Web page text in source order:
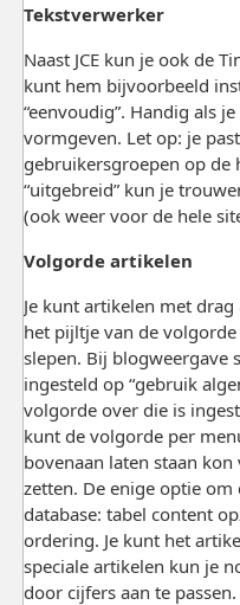
Tekstverwerker
Naast JCE kun je ook de
kunt hem bijvoorbeeld
“eenvoudig”. Handig als
vormgeven. Let op: je
gebruikersgroepen op de
“uitgebreid” kun je
(ook weer voor de hele
Volgorde artikelen
Je kunt artikelen met
het pijltje van de
slepen. Bij blogweergave
ingesteld op “gebruik
volgorde over die is
kunt de volgorde per
bovenaan laten staan
zetten. De enige optie
database: tabel content
ordering. Je kunt het
speciale artikelen kun je
door cijfers aan te passen.